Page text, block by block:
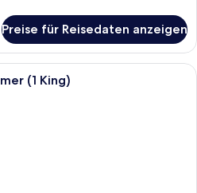
Preise für Reisedaten anzeigen
Ein ordentlich bezogenes Bett in
(1 King)